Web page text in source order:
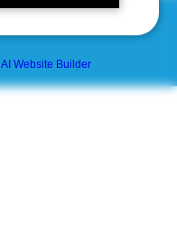
AI Website Builder